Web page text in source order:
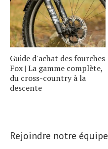
Guide d'achat des fourches
Fox | La gamme complète,
du cross-country à la
descente
Rejoindre notre équipe